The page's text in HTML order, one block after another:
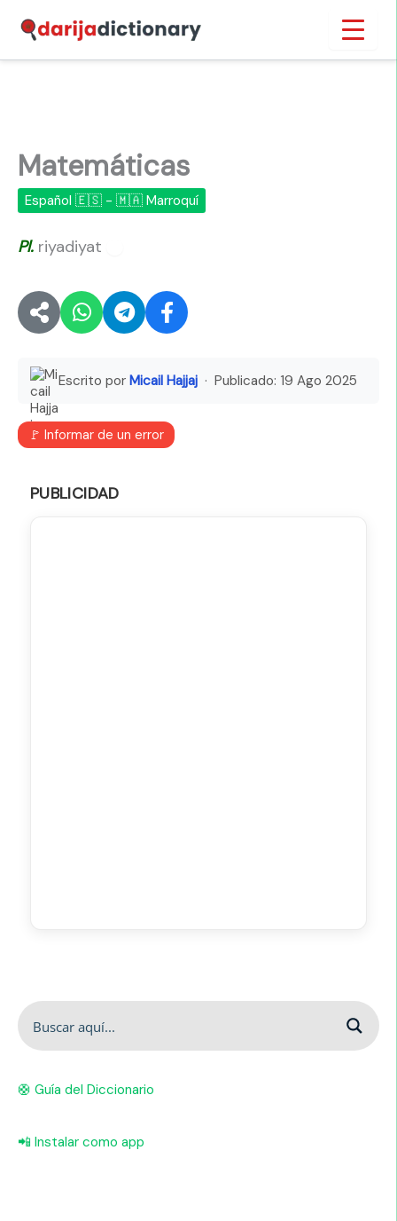
contenido
Inicio
Matemáticas
Español 🇪🇸 - 🇲🇦 Marroquí
Pl. riyadiyat
Escrito por Micail Hajjaj · Publicado: 19 Ago 2025
🚩 Informar de un error
PUBLICIDAD
🛟 Guía del Diccionario
📲 Instalar como app